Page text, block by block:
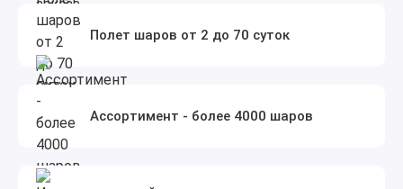
Полет шаров от 2 до 70 суток
Ассортимент - более 4000 шаров